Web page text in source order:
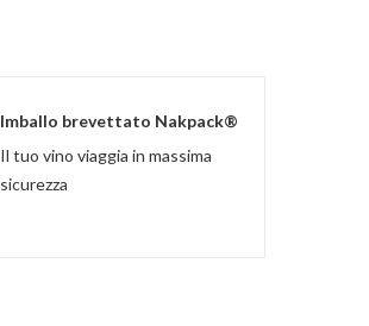
Imballo brevettato Nakpack®
Il tuo vino viaggia in massima
sicurezza